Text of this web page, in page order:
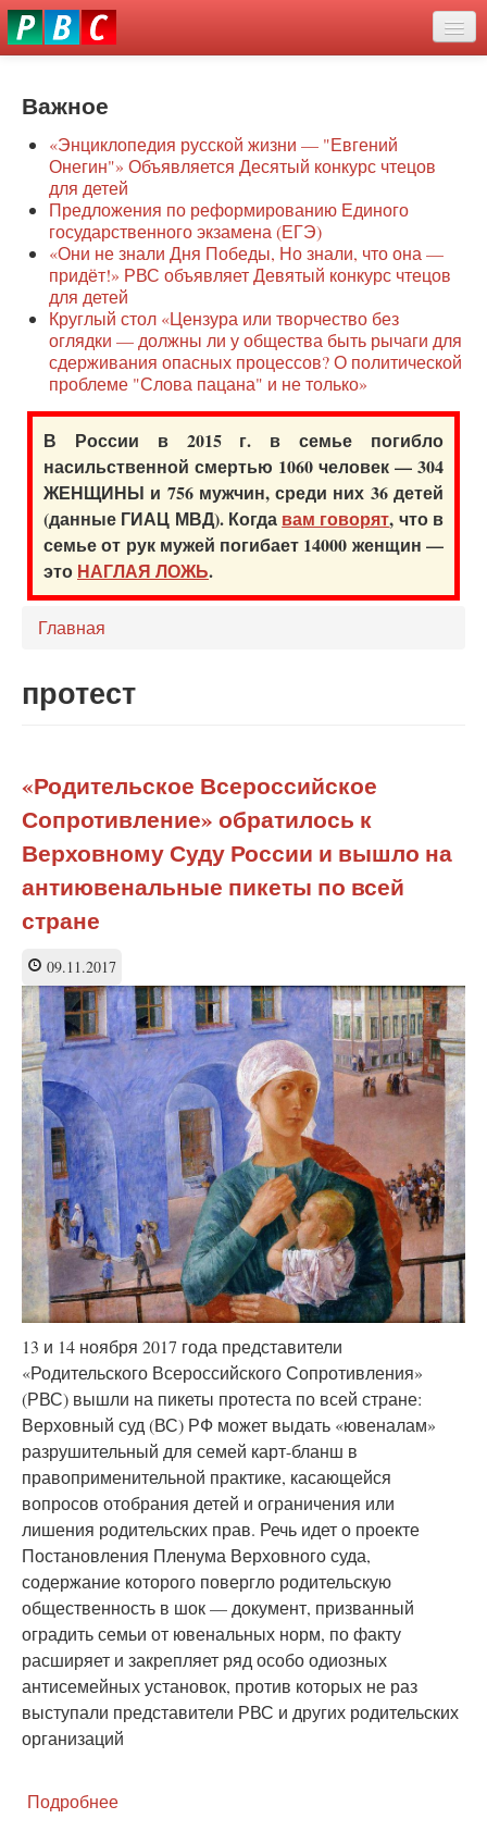
Перейти
к
О нас
Защита семей
Образование
Наше сопротивление
Регионы
Видео
Важное
«Энциклопедия русской жизни — "Евгений
Онегин"» Объявляется Десятый конкурс чтецов
для детей
Предложения по реформированию Единого
государственного экзамена (ЕГЭ)
«Они не знали Дня Победы, Но знали, что она —
придёт!» РВС объявляет Девятый конкурс чтецов
для детей
Круглый стол «Цензура или творчество без
оглядки — должны ли у общества быть рычаги для
сдерживания опасных процессов? О политической
проблеме "Слова пацана" и не только»
В России в 2015 г. в семье погибло
насильственной смертью 1060 человек — 304
ЖЕНЩИНЫ и 756 мужчин, среди них 36 детей
(данные ГИАЦ МВД). Когда вам говорят, что в
семье от рук мужей погибает 14000 женщин —
это НАГЛАЯ ЛОЖЬ.
Главная
протест
«Родительское Всероссийское
Сопротивление» обратилось к
Верховному Суду России и вышло на
антиювенальные пикеты по всей
стране
09.11.2017
13 и 14 ноября 2017 года представители
«Родительского Всероссийского Сопротивления»
(РВС) вышли на пикеты протеста по всей стране:
Верховный суд (ВС) РФ может выдать «ювеналам»
разрушительный для семей карт-бланш в
правоприменительной практике, касающейся
вопросов отобрания детей и ограничения или
лишения родительских прав. Речь идет о проекте
Постановления Пленума Верховного суда,
содержание которого повергло родительскую
общественность в шок — документ, призванный
оградить семьи от ювенальных норм, по факту
расширяет и закрепляет ряд особо одиозных
антисемейных установок, против которых не раз
выступали представители РВС и других родительских
организаций
Подробнее